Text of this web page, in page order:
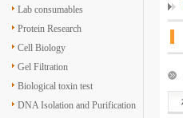
Lab consumables
Protein Research
Cell Biology
Gel Filtration
Biological toxin test
DNA Isolation and Purification